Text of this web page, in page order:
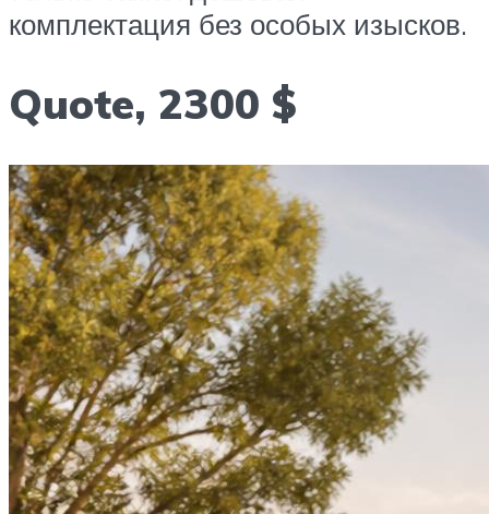
комплектация без особых изысков.
Quote, 2300 $